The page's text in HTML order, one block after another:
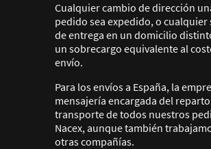
Cualquier cambio de dirección
pedido sea expedido, o
de entrega en un domicilio
un sobrecargo equivalente al
envío.
Para los envíos a España, la
mensajería encargada del
transporte de todos nuestros
Nacex, aunque también
otras compañías.